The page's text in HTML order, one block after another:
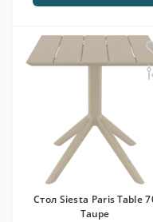
Cтол Siesta Paris Table
Taupe